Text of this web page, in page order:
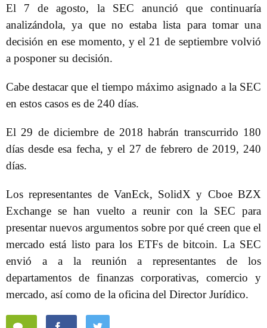
El 7 de agosto, la SEC anunció que continuaría
analizándola, ya que no estaba lista para tomar una
decisión en ese momento, y el 21 de septiembre volvió
a posponer su decisión.
Cabe destacar que el tiempo máximo asignado a la SEC
en estos casos es de 240 días.
El 29 de diciembre de 2018 habrán transcurrido 180
días desde esa fecha, y el 27 de febrero de 2019, 240
días.
Los representantes de VanEck, SolidX y Cboe BZX
Exchange se han vuelto a reunir con la SEC para
presentar nuevos argumentos sobre por qué creen que el
mercado está listo para los ETFs de bitcoin. La SEC
envió a a la reunión a representantes de los
departamentos de finanzas corporativas, comercio y
mercado, así como de la oficina del Director Jurídico.